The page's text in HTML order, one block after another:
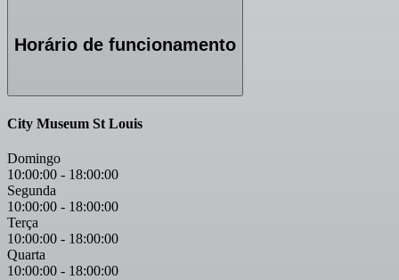
Horário de funcionamento
City Museum St Louis
Domingo
10:00:00 - 18:00:00
Segunda
10:00:00 - 18:00:00
Terça
10:00:00 - 18:00:00
Quarta
10:00:00 - 18:00:00